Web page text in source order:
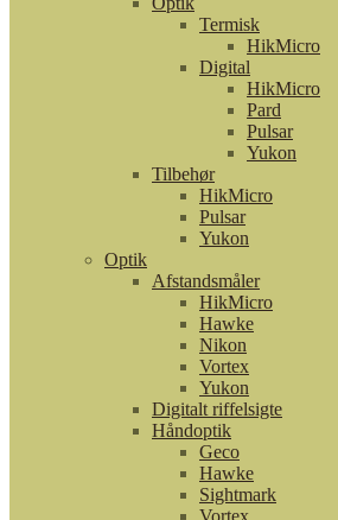
Termisk
HikMicro
Digital
HikMicro
Pard
Pulsar
Yukon
Tilbehør
HikMicro
Pulsar
Yukon
Optik
Afstandsmåler
HikMicro
Hawke
Nikon
Vortex
Yukon
Digitalt riffelsigte
Håndoptik
Geco
Hawke
Sightmark
Vortex